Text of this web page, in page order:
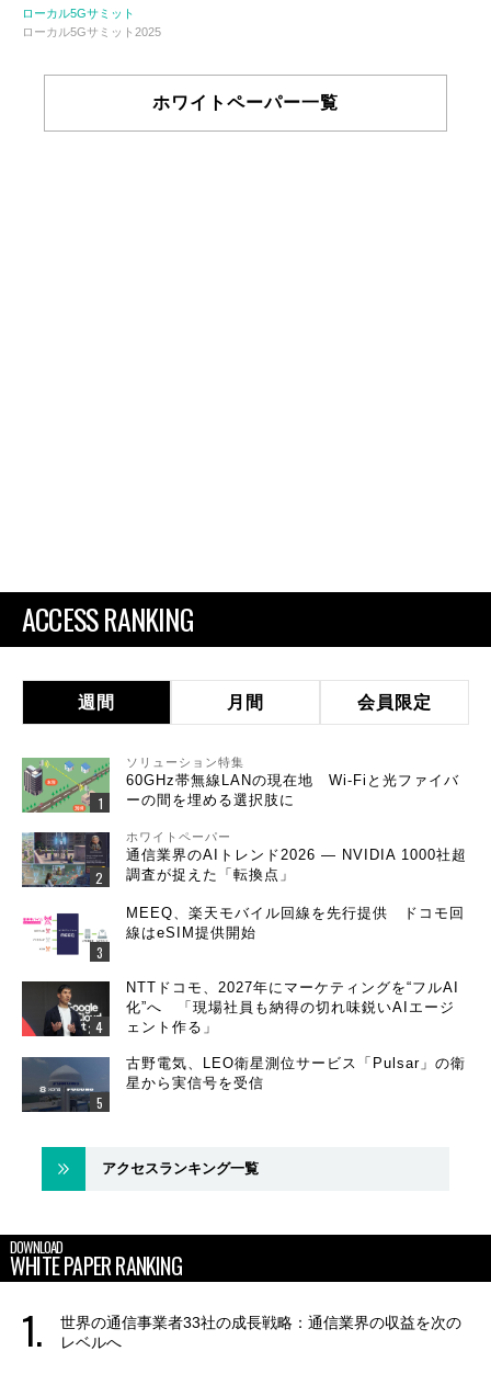
ローカル5Gサミット
ローカル5Gサミット2025
ホワイトペーパー一覧
ACCESS RANKING
週間 月間 会員限定
ソリューション特集
60GHz帯無線LANの現在地 Wi-Fiと光ファイバ
ーの間を埋める選択肢に
ホワイトペーパー
通信業界のAIトレンド2026 ― NVIDIA 1000社超
調査が捉えた「転換点」
MEEQ、楽天モバイル回線を先行提供 ドコモ回
線はeSIM提供開始
NTTドコモ、2027年にマーケティングを“フルAI
化”へ 「現場社員も納得の切れ味鋭いAIエージ
ェント作る」
古野電気、LEO衛星測位サービス「Pulsar」の衛
星から実信号を受信
アクセスランキング一覧
DOWNLOAD
WHITE PAPER RANKING
世界の通信事業者33社の成長戦略：通信業界の収益を次の
レベルへ